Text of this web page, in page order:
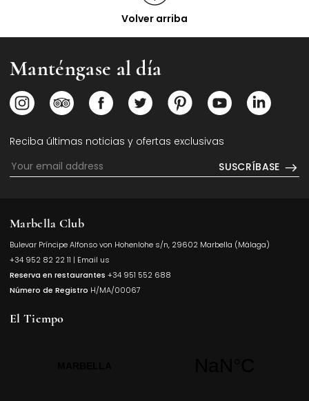
Volver arriba
Manténgase al día
Opens in a new tab.
Opens in a new tab.
Opens in a new tab.
Opens in a new tab.
Opens in a new tab.
Opens in a
Reciba últimas noticias y ofertas exclusivas
SUSCRÍBASE
Marbella Club
Bulevar Príncipe Alfonso von Hohenlohe s/n, 29602 Marbella (Málaga)
+34 952 82 22 11 | Email us
Reserva en restaurantes +34 951 552 688
Número de Registro H/MA/00067
El Tiempo